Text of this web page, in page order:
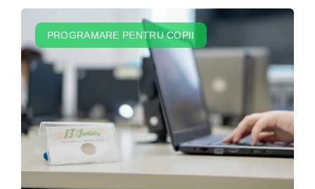
PROGRAMARE PENTRU COPII